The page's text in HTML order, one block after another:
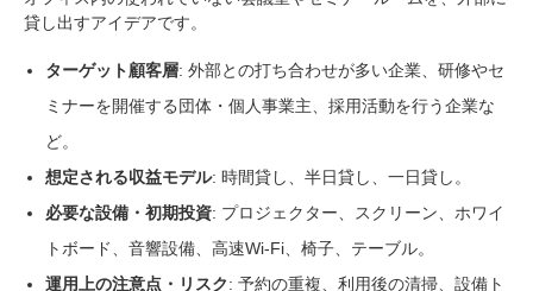
貸し出すアイデアです。
ターゲット顧客層: 外部との打ち合わせが多い企業、研修やセ
ミナーを開催する団体・個人事業主、採用活動を行う企業な
ど。
想定される収益モデル: 時間貸し、半日貸し、一日貸し。
必要な設備・初期投資: プロジェクター、スクリーン、ホワイ
トボード、音響設備、高速Wi-Fi、椅子、テーブル。
運用上の注意点・リスク: 予約の重複、利用後の清掃、設備ト